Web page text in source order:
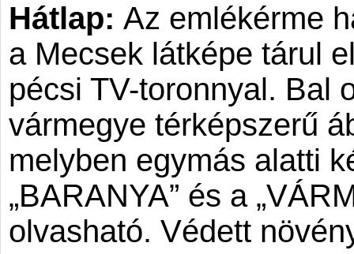
Hátlap: Az emlékérme
a Mecsek látképe tárul
pécsi TV-toronnyal. Bal
vármegye térképszerű
melyben egymás alatti
„BARANYA” és a
olvasható. Védett